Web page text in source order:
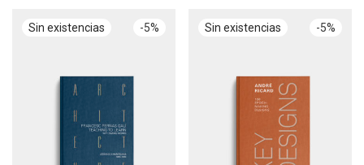
-5% -5%